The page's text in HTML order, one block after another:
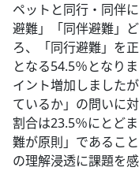
ペットと同行・同伴
避難」「同伴避難」
ろ、「同行避難」を
となる54.5％となり
イント増加しました
ているか」の問いに
割合は23.5％にとど
難が原則」であるこ
の理解浸透に課題を